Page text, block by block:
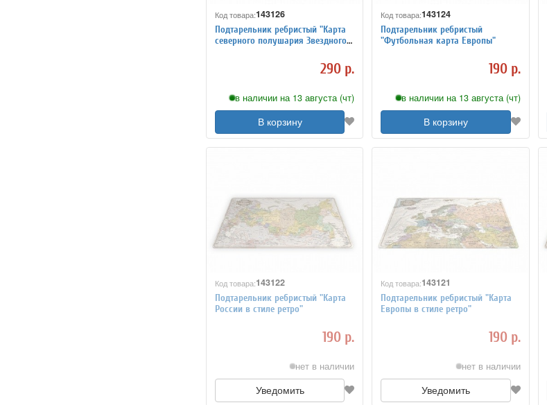
Код товара:143126
Подтарельник ребристый "Карта
северного полушария Звездного
290 р.
в наличии на 13 августа (чт)
В корзину
Код товара:143124
Подтарельник ребристый
"Футбольная карта Европы"
190 р.
в наличии на 13 августа (чт)
В корзину
Код товара:143122
Подтарельник ребристый "Карта
России в стиле ретро"
190 р.
нет в наличии
Уведомить
Код товара:143121
Подтарельник ребристый "Карта
Европы в стиле ретро"
190 р.
нет в наличии
Уведомить